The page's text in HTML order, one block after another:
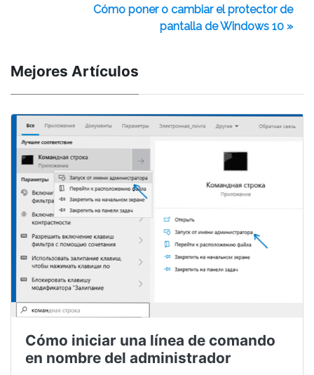
Cómo poner o cambiar el protector de
pantalla de Windows 10 »
Mejores Artículos
Cómo iniciar una línea de comando
en nombre del administrador